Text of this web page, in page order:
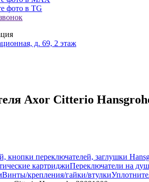
фото в TG
д. 69, 2 этаж
Axor Citterio
кнопки переключателей, заглушки
картриджиПереключатели на душ
Винты/крепления/гайки/втулки